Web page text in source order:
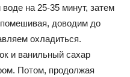
на 25-35 минут, затем
помешивая, доводим до
охладиться.
и ванильный сахар
Потом, продолжая